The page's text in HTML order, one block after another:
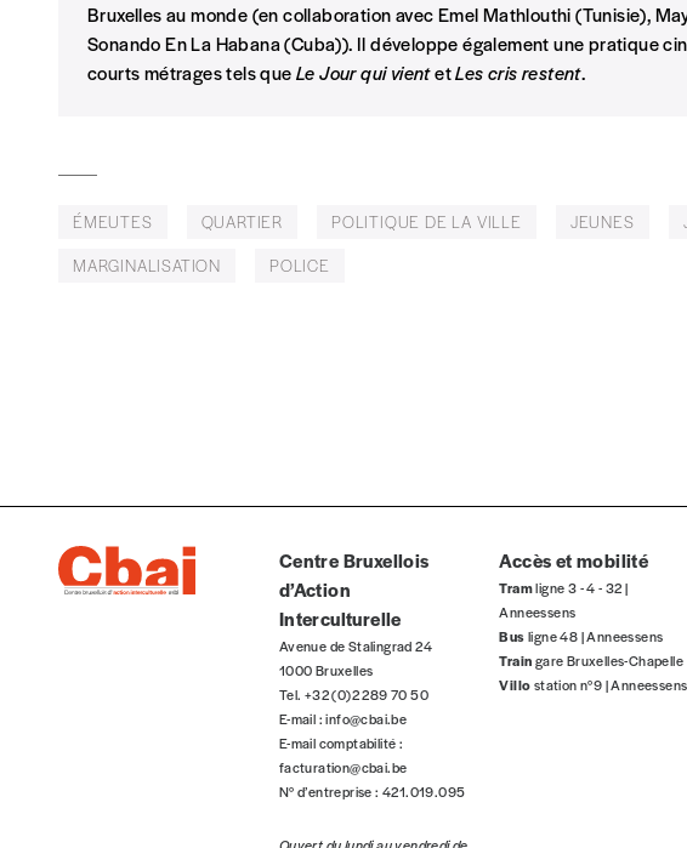
J’offre un abonnement (5 numéros)
J’offre le(s) numéro(s)
Prénom
Bruxelles au monde (en collaboration avec Emel Mathlouthi (Tunisie),
Sonando En La Habana (Cuba)). Il développe également une pratique
courts métrages tels queLe Jour qui vientetLes cris restent.
ÉMEUTES QUARTIER POLITIQUE DE LA VILLE JEUNES
MARGINALISATION
POLICE
Centre Bruxellois
d’Action
Interculturelle
Avenue de Stalingrad 24
1000 Bruxelles
Tel. +32 (0)2 289 70 50
E-mail :info@cbai.be
E-mail comptabilité :
facturation@cbai.be
N° d’entreprise : 421.019.095
Accès et mobilité
Tramligne 3 - 4 - 32 |
Anneessens
Busligne 48 | Anneessens
Traingare Bruxelles-Chapelle
Villostation n°9 | Anneessens